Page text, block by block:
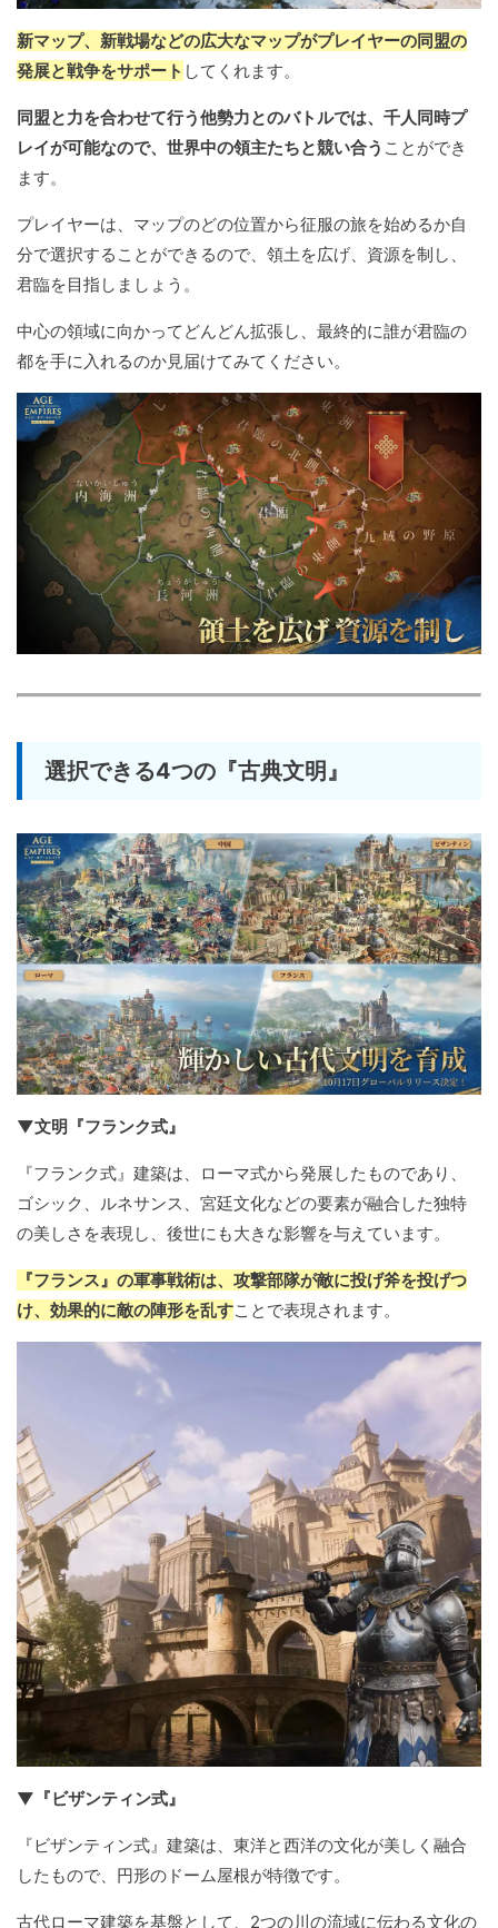
新マップ、新戦場などの広大なマップがプレイヤーの同盟の
発展と戦争をサポート してくれます。
同盟と力を合わせて行う他勢力とのバトルでは、千人同時プ
レイが可能なので、世界中の領主たちと競い合う ことができ
ます。
プレイヤーは、マップのどの位置から征服の旅を始めるか自
分で選択することができるので、領土を広げ、資源を制し、
君臨を目指しましょう。
中心の領域に向かってどんどん拡張し、最終的に誰が君臨の
都を手に入れるのか見届けてみてください。
選択できる4つの『古典文明』
▼文明『フランク式』
『フランク式』建築は、ローマ式から発展したものであり、
ゴシック、ルネサンス、宮廷文化などの要素が融合した独特
の美しさを表現し、後世にも大きな影響を与えています。
『フランス』の軍事戦術は、攻撃部隊が敵に投げ斧を投げつ
け、効果的に敵の陣形を乱すことで表現されます。
▼『ビザンティン式』
『ビザンティン式』建築は、東洋と西洋の文化が美しく融合
したもので、円形のドーム屋根が特徴です。
古代ローマ建築を基盤として、2つの川の流域に伝わる文化の